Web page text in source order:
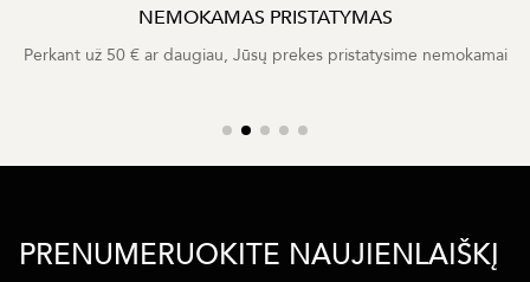
NEMOKAMAS PRISTATYMAS
Perkant už 50 € ar daugiau, Jūsų prekes pristatysime nemokamai
PRENUMERUOKITE NAUJIENLAIŠKĮ